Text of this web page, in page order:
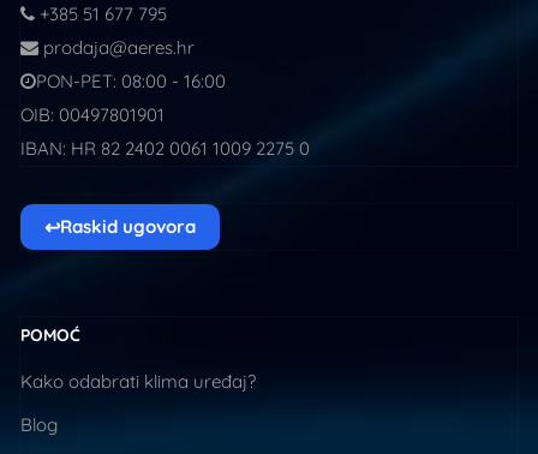
+385 51 677 795
prodaja@aeres.hr
PON-PET: 08:00 - 16:00
OIB: 00497801901
IBAN: HR 82 2402 0061 1009 2275 0
↩Raskid ugovora
POMOĆ
Kako odabrati klima uređaj?
Blog